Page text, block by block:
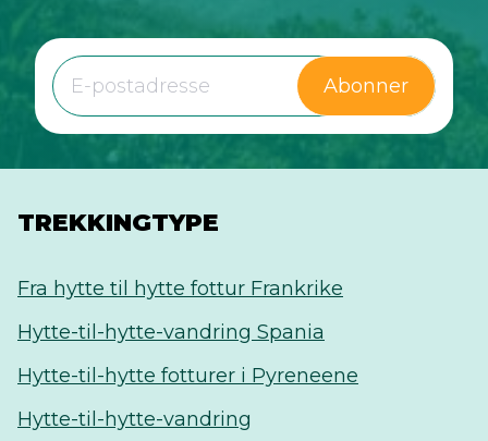
Abonner
TREKKINGTYPE
Fra hytte til hytte fottur Frankrike
Hytte-til-hytte-vandring Spania
Hytte-til-hytte fotturer i Pyreneene
Hytte-til-hytte-vandring